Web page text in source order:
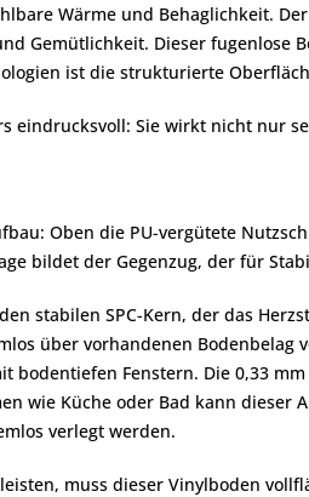
Wärme und Behaglichkeit.
Gemütlichkeit. Dieser
ist die strukturierte
eindrucksvoll: Sie wirkt nicht nur
Oben die PU-vergütete
bildet der Gegenzug, der für
stabilen SPC-Kern, der das
über vorhandenen Bodenbelag
bodentiefen Fenstern. Die 0,33
wie Küche oder Bad kann
verlegt werden.
muss dieser Vinylboden